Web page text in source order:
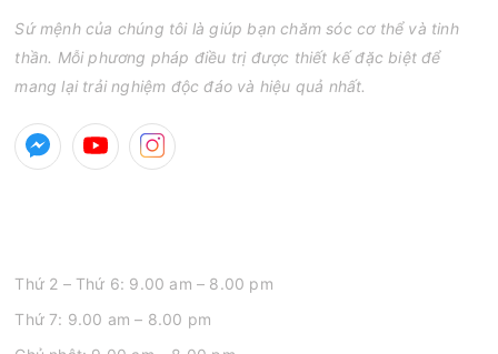
Sứ mệnh của chúng tôi là giúp bạn chăm sóc cơ thể và tinh
thần. Mỗi phương pháp điều trị được thiết kế đặc biệt để
mang lại trải nghiệm độc đáo và hiệu quả nhất.
Thứ 2 – Thứ 6: 9.00 am – 8.00 pm
Thứ 7: 9.00 am – 8.00 pm